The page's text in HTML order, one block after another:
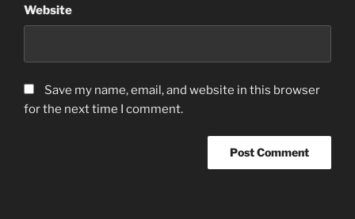
Website
Save my name, email, and website in this browser
for the next time I comment.